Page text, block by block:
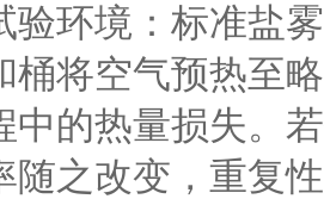
验环境：标准盐
桶将空气预热至
中的热量损失。
随之改变，重复